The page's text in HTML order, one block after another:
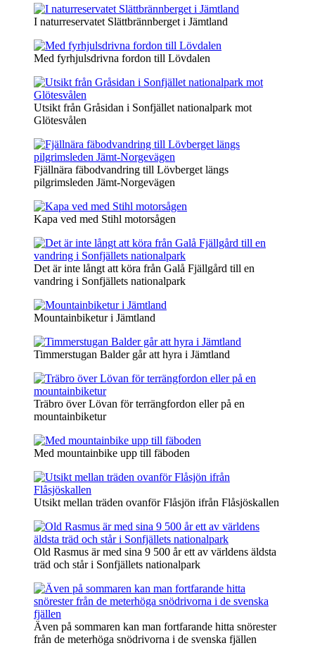
I naturreservatet Slättbrännberget i Jämtland
Med fyrhjulsdrivna fordon till Lövdalen
Utsikt från Gråsidan i Sonfjället nationalpark mot
Glötesvålen
Fjällnära fäbodvandring till Lövberget längs
pilgrimsleden Jämt-Norgevägen
Kapa ved med Stihl motorsågen
Det är inte långt att köra från Galå Fjällgård till en
vandring i Sonfjällets nationalpark
Mountainbiketur i Jämtland
Timmerstugan Balder går att hyra i Jämtland
Träbro över Lövan för terrängfordon eller på en
mountainbiketur
Med mountainbike upp till fäboden
Utsikt mellan träden ovanför Flåsjön ifrån Flåsjöskallen
Old Rasmus är med sina 9 500 år ett av världens äldsta
träd och står i Sonfjällets nationalpark
Även på sommaren kan man fortfarande hitta snörester
från de meterhöga snödrivorna i de svenska fjällen